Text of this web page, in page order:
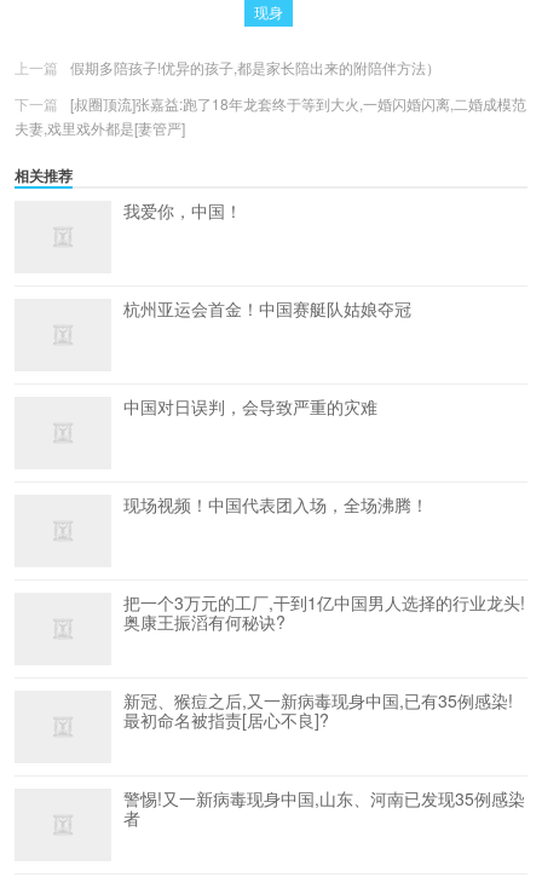
现身
上一篇
假期多陪孩子!优异的孩子,都是家长陪出来的附陪伴方法）
下一篇
[叔圈顶流]张嘉益:跑了18年龙套终于等到大火,一婚闪婚闪离,二婚成模范
夫妻,戏里戏外都是[妻管严]
相关推荐
我爱你，中国！
杭州亚运会首金！中国赛艇队姑娘夺冠
中国对日误判，会导致严重的灾难
现场视频！中国代表团入场，全场沸腾！
把一个3万元的工厂,干到1亿中国男人选择的行业龙头!
奥康王振滔有何秘诀?
新冠、猴痘之后,又一新病毒现身中国,已有35例感染!
最初命名被指责[居心不良]?
警惕!又一新病毒现身中国,山东、河南已发现35例感染
者